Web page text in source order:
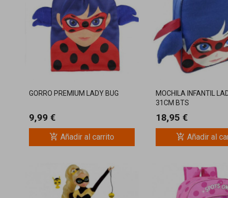
GORRO PREMIUM LADY BUG
9,99 €
add_shopping_cart Añadir al carrito
MOCHILA INFANTIL
31CM BTS
18,95 €
add_shopping_cart Añadir al